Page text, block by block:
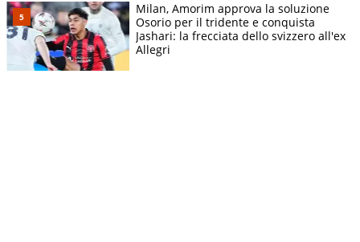
Milan, Amorim approva la soluzione
Osorio per il tridente e conquista
Jashari: la frecciata dello svizzero all'ex
Allegri